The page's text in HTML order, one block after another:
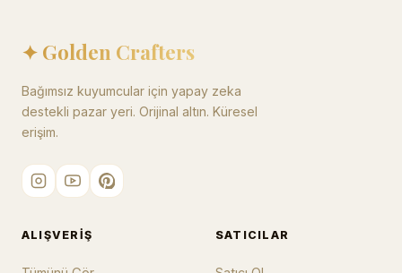
✦ Golden Crafters
Bağımsız kuyumcular için yapay zeka
destekli pazar yeri. Orijinal altın. Küresel
erişim.
ALIŞVERIŞ SATICILAR